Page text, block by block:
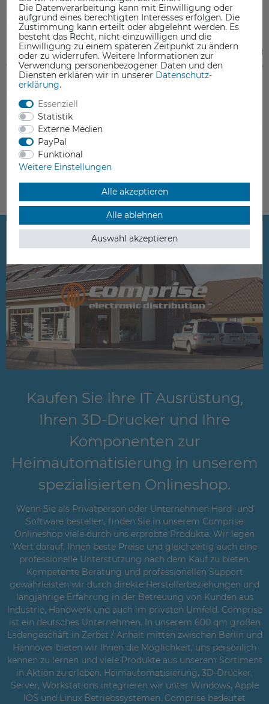
PTFE Filament Tube für Flashforge
Guider
2,50 €
inkl. ges. MwSt.
Lieferzeit 5-10 Werktage
Gehärtetes Filament-
Antriebszahnrad
IIs
ab Lager > Lieferzeit 1-3
Kaufen Sie Ihre IT Ausrüstung,
Ihren 3D-Drucker und Ihre
Komponenten zur
Heimautomatisierung in unserem
spezialisierten Onlineshop.
Wenn Sie als Privatperson oder Unternehmen Hard- und
Software bestellen, finden Sie in unserem Comprise
Onlineshop viele durch uns erprobte Produkte. Wir legen
Wert darauf, Ihnen beste Preise und gleichzeitig auch eine
professionelle Unterstützung nach dem Kauf zu bieten.
Kompetente Beratung und professionellen Support
gewährleisten wir durch direkte Herstellerbeziehungen und
langjährige Erfahrung in der Betreuung von Kunden aus
Industrie, Handwerk und auch im privaten Umfeld. Comprise
ist ein deutsches Unternehmen. In unserem 600 qm großen
Ladengeschäft in Zerbst / Anhalt mitten zwischen Berlin und
Hannover bieten wir Ihnen die Möglichkeit, uns persönlich
kennen zu lernen und viele Produkte aus unserem Sortiment
in Aktion zu erleben. Heimautomatisierung, 3D-Drucker,
Server, Workstations integrieren wir unter Windows, Apple
IOS und Linux Betriebssystemen. Comprise bedeutet
Die Datenverarbeitung kann mit Einwilligung oder
aufgrund eines berechtigten Interesses erfolgen. Die
Zustimmung kann erteilt oder abgelehnt werden. Es
besteht das Recht, nicht einzuwilligen und die
Einwilligung zu einem späteren Zeitpunkt zu ändern
oder zu widerrufen. Weitere Informationen zur
Verwendung personenbezogener Daten und den
Diensten erklären wir in unserer Daten­schutz­
erklärung.
Essenziell
Statistik
Externe Medien
PayPal
Funktional
Weitere Einstellungen
Alle akzeptieren
Alle ablehnen
Auswahl akzeptieren